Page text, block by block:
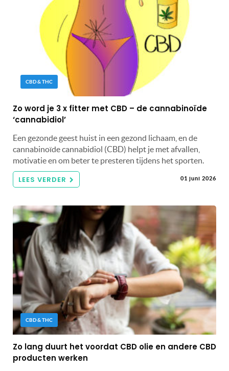
CBD & THC
Zo word je 3 x fitter met CBD – de cannabinoïde
‘cannabidiol’
Een gezonde geest huist in een gezond lichaam, en de
cannabinoïde cannabidiol (CBD) helpt je met afvallen,
motivatie en om beter te presteren tijdens het sporten.
LEES VERDER 01 juni 2026
CBD & THC
Zo lang duurt het voordat CBD olie en andere CBD
producten werken